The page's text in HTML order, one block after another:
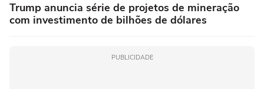
Trump anuncia série de projetos de mineração
com investimento de bilhões de dólares
PUBLICIDADE